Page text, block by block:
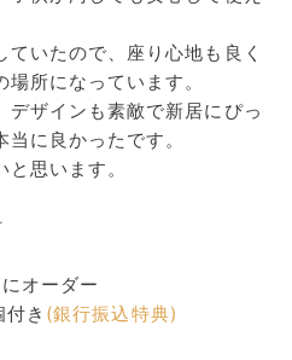
いたので、座り心地も良く
所になっています。
デザインも素敵で新居にぴっ
に良かったです。
思います。
オーダー
付き (銀行振込特典)